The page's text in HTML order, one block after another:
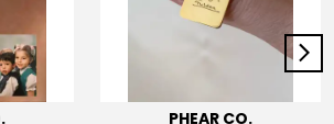
PHEAR CO.